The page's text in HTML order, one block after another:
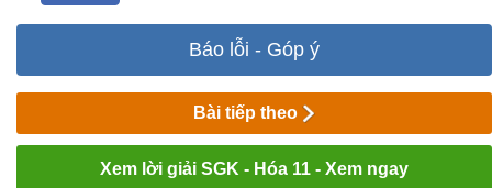
Báo lỗi - Góp ý
Bài tiếp theo
Xem lời giải SGK - Hóa 11 - Xem ngay